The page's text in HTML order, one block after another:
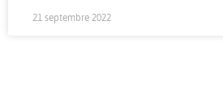
21 septembre 2022